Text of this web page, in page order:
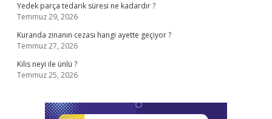
Yedek parça tedarik süresi ne kadardır ?
Temmuz 29, 2026
Kuranda zinanın cezası hangi ayette geçiyor ?
Temmuz 27, 2026
Kilis neyi ile ünlü ?
Temmuz 25, 2026